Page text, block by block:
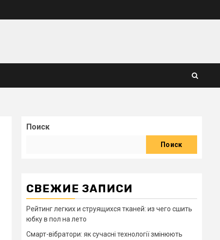
Поиск
Поиск
СВЕЖИЕ ЗАПИСИ
Рейтинг легких и струящихся тканей: из чего сшить
юбку в пол на лето
Смарт-вібратори: як сучасні технології змінюють